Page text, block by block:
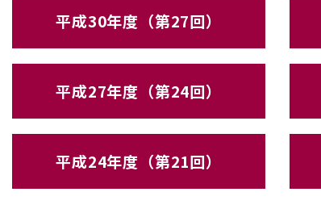
平成30年度（第27回）
平成27年度（第24回）
平成24年度（第21回）